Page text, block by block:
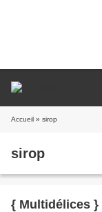
Accueil » sirop
sirop
{ Multidélices